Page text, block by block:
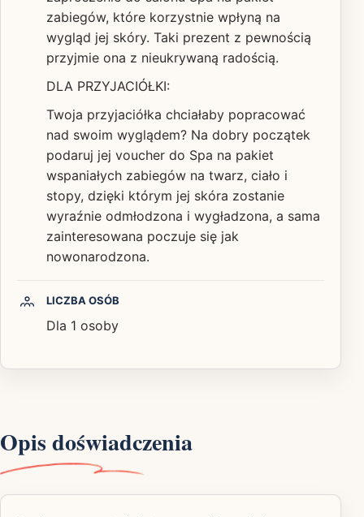
zabiegów, które korzystnie wpłyną na
wygląd jej skóry. Taki prezent z pewnością
przyjmie ona z nieukrywaną radością.
DLA PRZYJACIÓŁKI:
Twoja przyjaciółka chciałaby popracować
nad swoim wyglądem? Na dobry początek
podaruj jej voucher do Spa na pakiet
wspaniałych zabiegów na twarz, ciało i
stopy, dzięki którym jej skóra zostanie
wyraźnie odmłodzona i wygładzona, a sama
zainteresowana poczuje się jak
nowonarodzona.
LICZBA OSÓB
Dla 1 osoby
Opis doświadczenia